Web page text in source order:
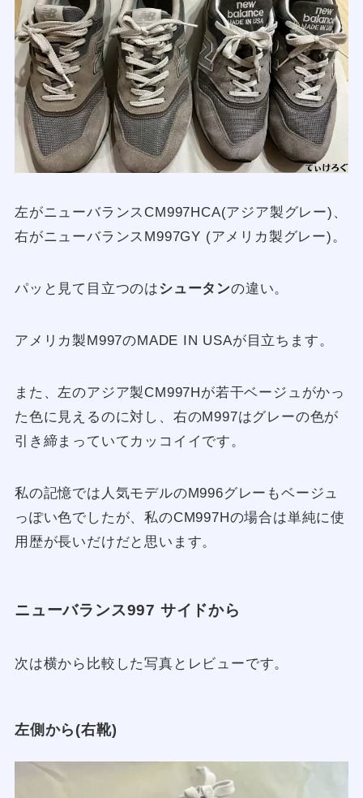
左がニューバランスCM997HCA(アジア製グレー)、
右がニューバランスM997GY (アメリカ製グレー)。
パッと見て目立つのはシュータンの違い。
アメリカ製M997のMADE IN USAが目立ちます。
また、左のアジア製CM997Hが若干ベージュがかっ
た色に見えるのに対し、右のM997はグレーの色が
引き締まっていてカッコイイです。
私の記憶では人気モデルのM996グレーもベージュ
っぽい色でしたが、私のCM997Hの場合は単純に使
用歴が長いだけだと思います。
ニューバランス997 サイドから
次は横から比較した写真とレビューです。
左側から(右靴)